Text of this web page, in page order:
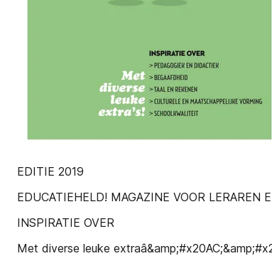
EDITIE 2019
EDUCATIEHELD! MAGAZINE VOOR LERAREN
INSPIRATIE OVER
Met diverse leuke